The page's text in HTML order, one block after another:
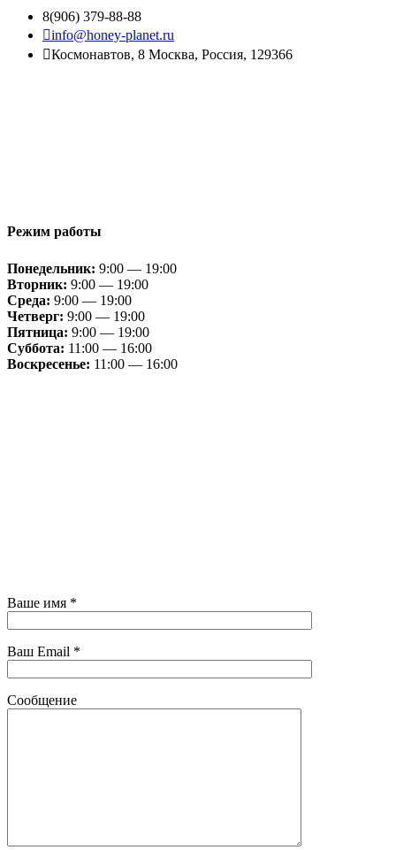
8(906) 379-88-88
info@honey-planet.ru
Космонавтов, 8 Москва, Россия, 129366
Режим работы
Понедельник: 9:00 — 19:00
Вторник: 9:00 — 19:00
Среда: 9:00 — 19:00
Четверг: 9:00 — 19:00
Пятница: 9:00 — 19:00
Суббота: 11:00 — 16:00
Воскресенье: 11:00 — 16:00
Ваше имя *
Ваш Email *
Сообщение